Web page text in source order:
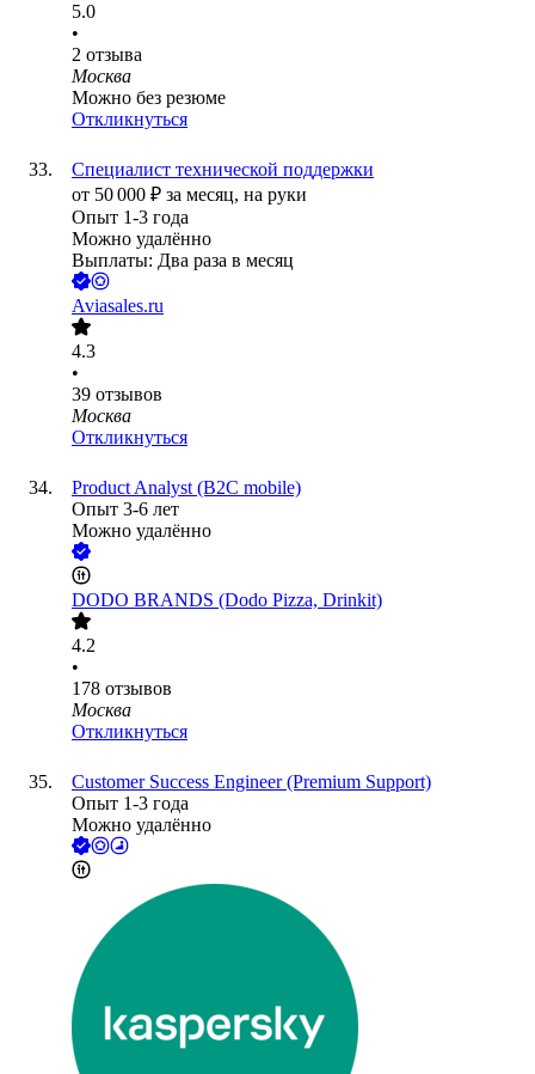
5.0
•
2 отзыва
Москва
Можно без резюме
Откликнуться
Специалист технической поддержки
от 50 000 ₽ за месяц, на руки
Опыт 1-3 года
Можно удалённо
Выплаты: Два раза в месяц
Aviasales.ru
4.3
•
39 отзывов
Москва
Откликнуться
Product Analyst (B2C mobile)
Опыт 3-6 лет
Можно удалённо
DODO BRANDS (Dodo Pizza, Drinkit)
4.2
•
178 отзывов
Москва
Откликнуться
Customer Success Engineer (Premium Support)
Опыт 1-3 года
Можно удалённо